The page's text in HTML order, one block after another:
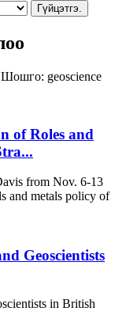
Гүйцэтгэ.
Шошго: geoscience
of Roles and
from Nov. 6-13
and metals policy of
Geoscientists
in British